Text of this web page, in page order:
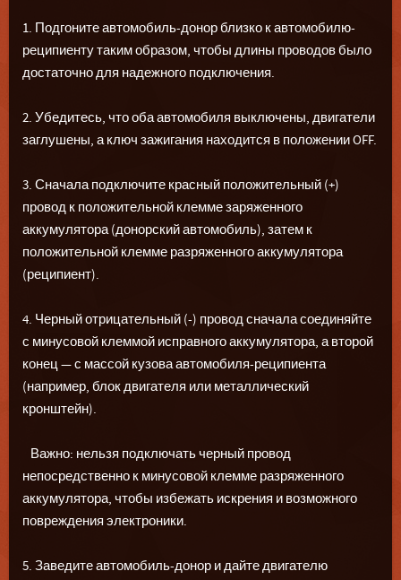
1. Подгоните автомобиль-донор близко к автомобилю-
реципиенту таким образом, чтобы длины проводов было
достаточно для надежного подключения.
2. Убедитесь, что оба автомобиля выключены, двигатели
заглушены, а ключ зажигания находится в положении OFF.
3. Сначала подключите красный положительный (+)
провод к положительной клемме заряженного
аккумулятора (донорский автомобиль), затем к
положительной клемме разряженного аккумулятора
(реципиент).
4. Черный отрицательный (-) провод сначала соединяйте
с минусовой клеммой исправного аккумулятора, а второй
конец — с массой кузова автомобиля-реципиента
(например, блок двигателя или металлический
кронштейн).
Важно: нельзя подключать черный провод
непосредственно к минусовой клемме разряженного
аккумулятора, чтобы избежать искрения и возможного
повреждения электроники.
5. Заведите автомобиль-донор и дайте двигателю